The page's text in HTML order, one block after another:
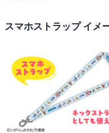
スマホストラップ イメ